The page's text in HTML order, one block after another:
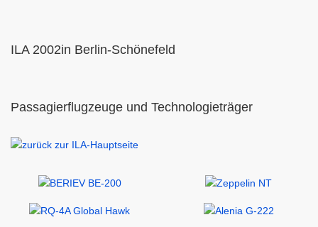
ILA 2002in Berlin-Schönefeld
Passagierflugzeuge und Technologieträger